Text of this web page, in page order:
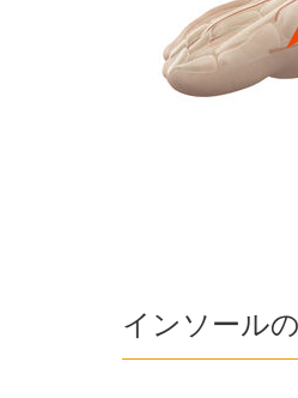
インソール